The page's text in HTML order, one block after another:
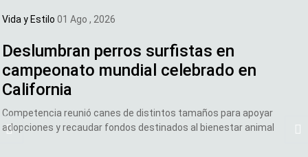
Vida y Estilo 01 Ago , 2026
Deslumbran perros surfistas en
campeonato mundial celebrado en
California
Competencia reunió canes de distintos tamaños para apoyar
adopciones y recaudar fondos destinados al bienestar animal